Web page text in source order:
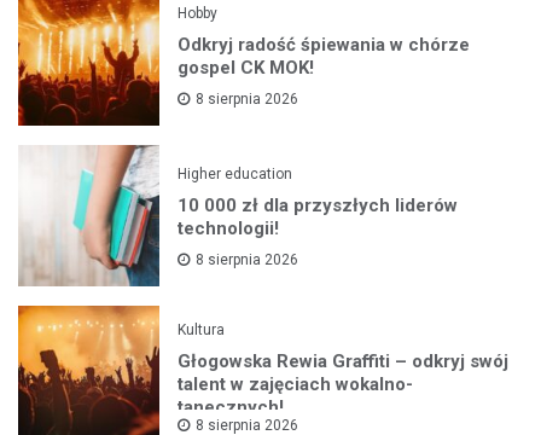
Hobby
Odkryj radość śpiewania w chórze
gospel CK MOK!
8 sierpnia 2026
Higher education
10 000 zł dla przyszłych liderów
technologii!
8 sierpnia 2026
Kultura
Głogowska Rewia Graffiti – odkryj swój
talent w zajęciach wokalno-
tanecznych!
8 sierpnia 2026